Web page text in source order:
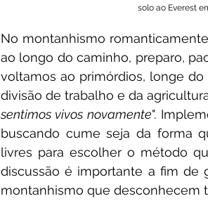
solo ao Everest
No montanhismo
ao longo do caminho, preparo,
voltamos ao primórdios, longe
divisão de trabalho e da
sentimos vivos novamente".
buscando cume seja da forma
livres para escolher o método
discussão é importante a fim de
montanhismo que desconhecem